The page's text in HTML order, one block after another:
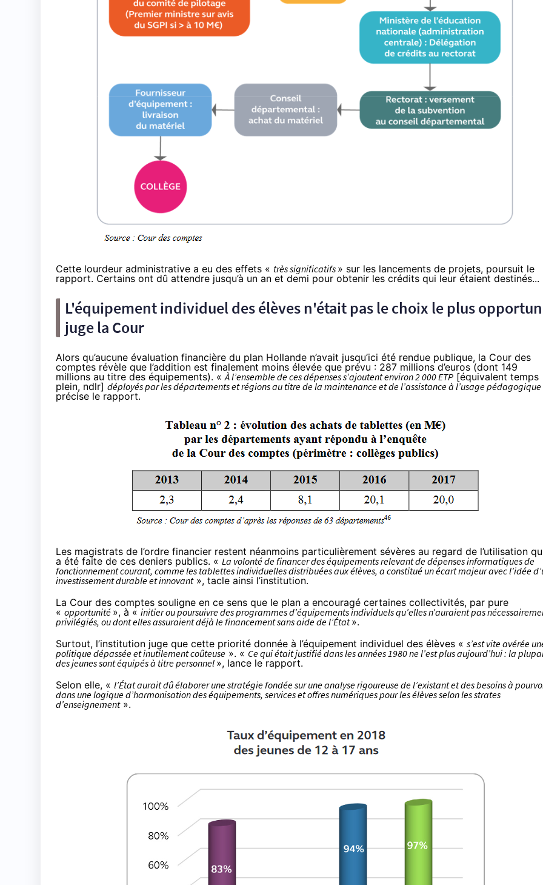
Cette lourdeur administrative a eu des effets « très significatifs » sur les lancements de projets, poursuit le
rapport. Certains ont dû attendre jusqu’à un an et demi pour obtenir les crédits qui leur étaient destinés...
L'équipement individuel des élèves n'était pas le choix le plus
juge la Cour
Alors qu’aucune évaluation financière du plan Hollande n’avait jusqu’ici été rendue publique, la Cour des
comptes révèle que l’addition est finalement moins élevée que prévu : 287 millions d’euros (dont 149
millions au titre des équipements). «À l’ensemble de ces dépenses s’ajoutent environ 2 000 ETP [équivalent temps
plein, ndlr] déployés par les départements et régions au titre de la maintenance et de l’assistance à l’usage pédagogique
précise le rapport.
Les magistrats de l’ordre financier restent néanmoins particulièrement sévères au regard de l’utilisation
a été faite de ces deniers publics. « La volonté de financer des équipements relevant de dépenses informatiques de
fonctionnement courant, comme les tablettes individuelles distribuées aux élèves, a constitué un écart majeur avec l’idée
investissement durable et innovant», tacle ainsi l’institution.
La Cour des comptes souligne en ce sens que le plan a encouragé certaines collectivités, par pure
« opportunité », à « initier ou poursuivre des programmes d’équipements individuels qu’elles n’auraient pas
privilégiés, ou dont elles assuraient déjà le financement sans aide de l’État».
Surtout, l’institution juge que cette priorité donnée à l’équipement individuel des élèves « s’est vite avérée
politique dépassée et inutilement coûteuse ». « Ce qui était justifié dans les années 1980 ne l’est plus aujourd’hui : la
des jeunes sont équipés à titre personnel », lance le rapport.
Selon elle, « l’État aurait dû élaborer une stratégie fondée sur une analyse rigoureuse de l’existant et des besoins à
dans une logique d’harmonisation des équipements, services et offres numériques pour les élèves selon les strates
d’enseignement».